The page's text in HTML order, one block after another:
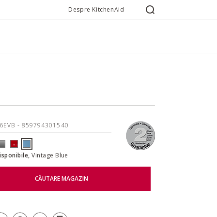
Despre KitchenAid
- 859794301540
Vintage Blue
CĂUTARE MAGAZIN